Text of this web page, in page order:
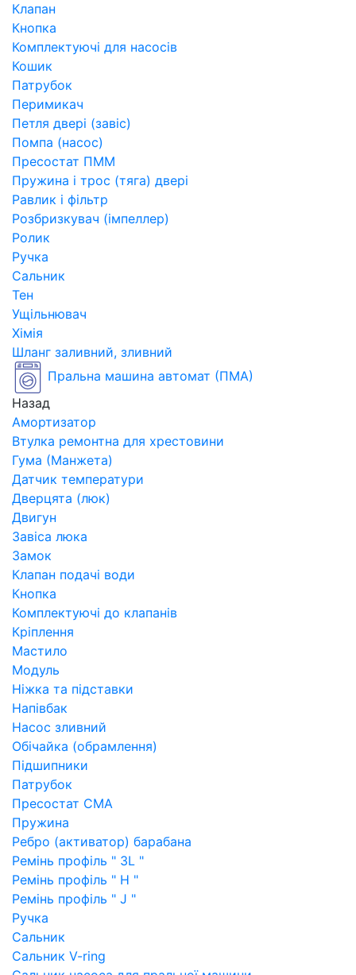
Клапан
Кнопка
Комплектуючі для насосів
Кошик
Патрубок
Перимикач
Петля двері (завіс)
Помпа (насос)
Пресостат ПММ
Пружина і трос (тяга) двері
Равлик і фільтр
Розбризкувач (імпеллер)
Ролик
Ручка
Сальник
Тен
Ущільнювач
Хімія
Шланг заливний, зливний
Пральна машина автомат (ПМА)
Назад
Амортизатор
Втулка ремонтна для хрестовини
Гума (Манжета)
Датчик температури
Дверцята (люк)
Двигун
Завіса люка
Замок
Клапан подачі води
Кнопка
Комплектуючі до клапанів
Кріплення
Мастило
Модуль
Ніжка та підставки
Напівбак
Насос зливний
Обічайка (обрамлення)
Підшипники
Патрубок
Пресостат СМА
Пружина
Ребро (активатор) барабана
Ремінь профіль " 3L "
Ремінь профіль " H "
Ремінь профіль " J "
Ручка
Сальник
Сальник V-ring